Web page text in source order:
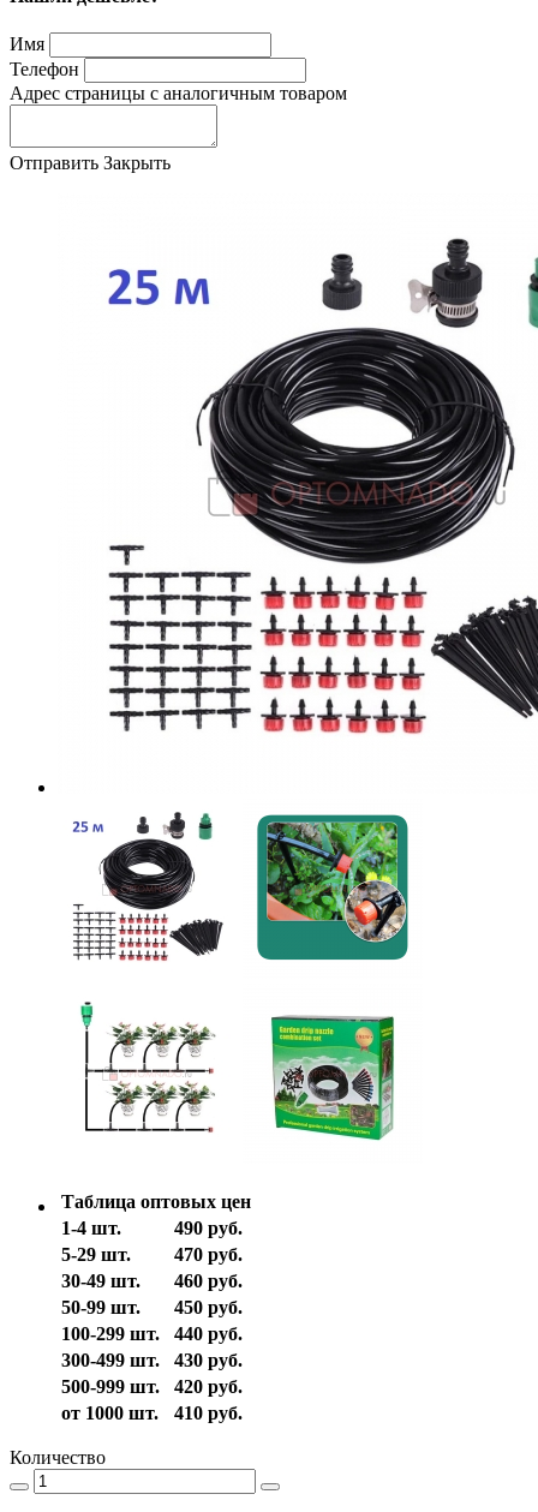
Имя
Телефон
Адрес страницы с аналогичным товаром
Отправить Закрыть
Таблица оптовых цен
1-4 шт.
490 руб.
5-29 шт.
470 руб.
30-49 шт.
460 руб.
50-99 шт.
450 руб.
100-299 шт.
440 руб.
300-499 шт.
430 руб.
500-999 шт.
420 руб.
от 1000 шт.
410 руб.
Количество